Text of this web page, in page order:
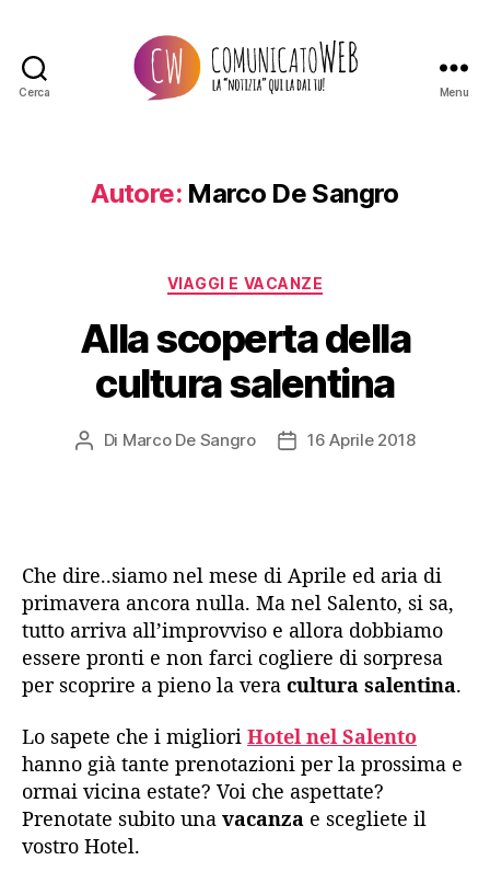
Cerca Menu
Autore: Marco De Sangro
Categorie
VIAGGI E VACANZE
Alla scoperta della
cultura salentina
Autore
Di Marco De Sangro
Data16 Aprile 2018
Che dire..siamo nel mese di Aprile ed aria di
primavera ancora nulla. Ma nel Salento, si sa,
tutto arriva all’improvviso e allora dobbiamo
essere pronti e non farci cogliere di sorpresa
per scoprire a pieno la vera cultura salentina.
Lo sapete che i migliori Hotel nel Salento
hanno già tante prenotazioni per la prossima e
ormai vicina estate? Voi che aspettate?
Prenotate subito una vacanza e scegliete il
vostro Hotel.